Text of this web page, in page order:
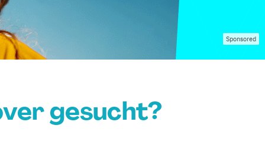
Sponsored
gesucht?